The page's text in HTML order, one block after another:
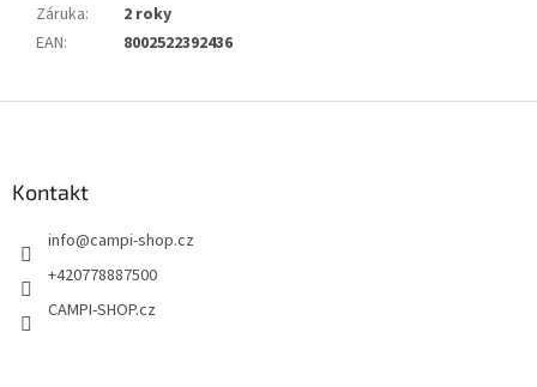
Záruka:
2 roky
EAN: 8002522392436
Kontakt
info@campi-shop.cz
+420778887500
CAMPI-SHOP.cz